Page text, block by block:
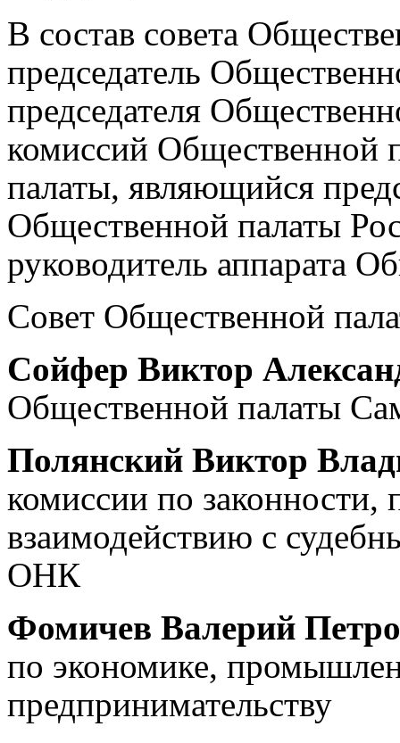
В состав совета
председатель
председателя
комиссий Общественной
палаты, являющийся
Общественной палаты
руководитель аппарата
Совет Общественной
Сойфер Виктор
Общественной палаты
Полянский Виктор
комиссии по законности,
взаимодействию с
ОНК
Фомичев Валерий
по экономике,
предпринимательству